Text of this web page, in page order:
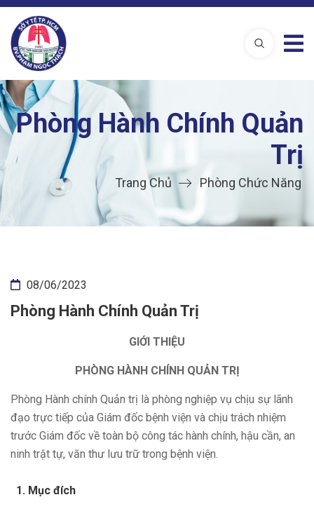
Phòng Hành Chính Quản
Trị
Trang Chủ Phòng Chức Năng
08/06/2023
Phòng Hành Chính Quản Trị
GIỚI THIỆU
PHÒNG HÀNH CHÍNH QUẢN TRỊ
Phòng Hành chính Quản trị là phòng nghiệp vụ chịu sự lãnh
đạo trực tiếp của Giám đốc bệnh viện và chịu trách nhiệm
trước Giám đốc về toàn bộ công tác hành chính, hậu cần, an
ninh trật tự, văn thư lưu trữ trong bệnh viện.
Mục đích